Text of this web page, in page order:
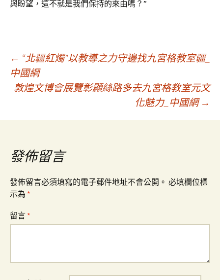
與盼望，這不就是我們保持的來由嗎？”
文
章
導
覽
← “北疆紅燭”以教導之力守邊找九宮格教室疆_
中國網
敦煌文博會展覽彰顯絲路多去九宮格教室元文
化魅力_中國網 →
發佈留言
發佈留言必須填寫的電子郵件地址不會公開。 必填欄位標
示為 *
留言 *